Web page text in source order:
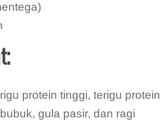
protein tinggi, terigu protein
gula pasir, dan ragi